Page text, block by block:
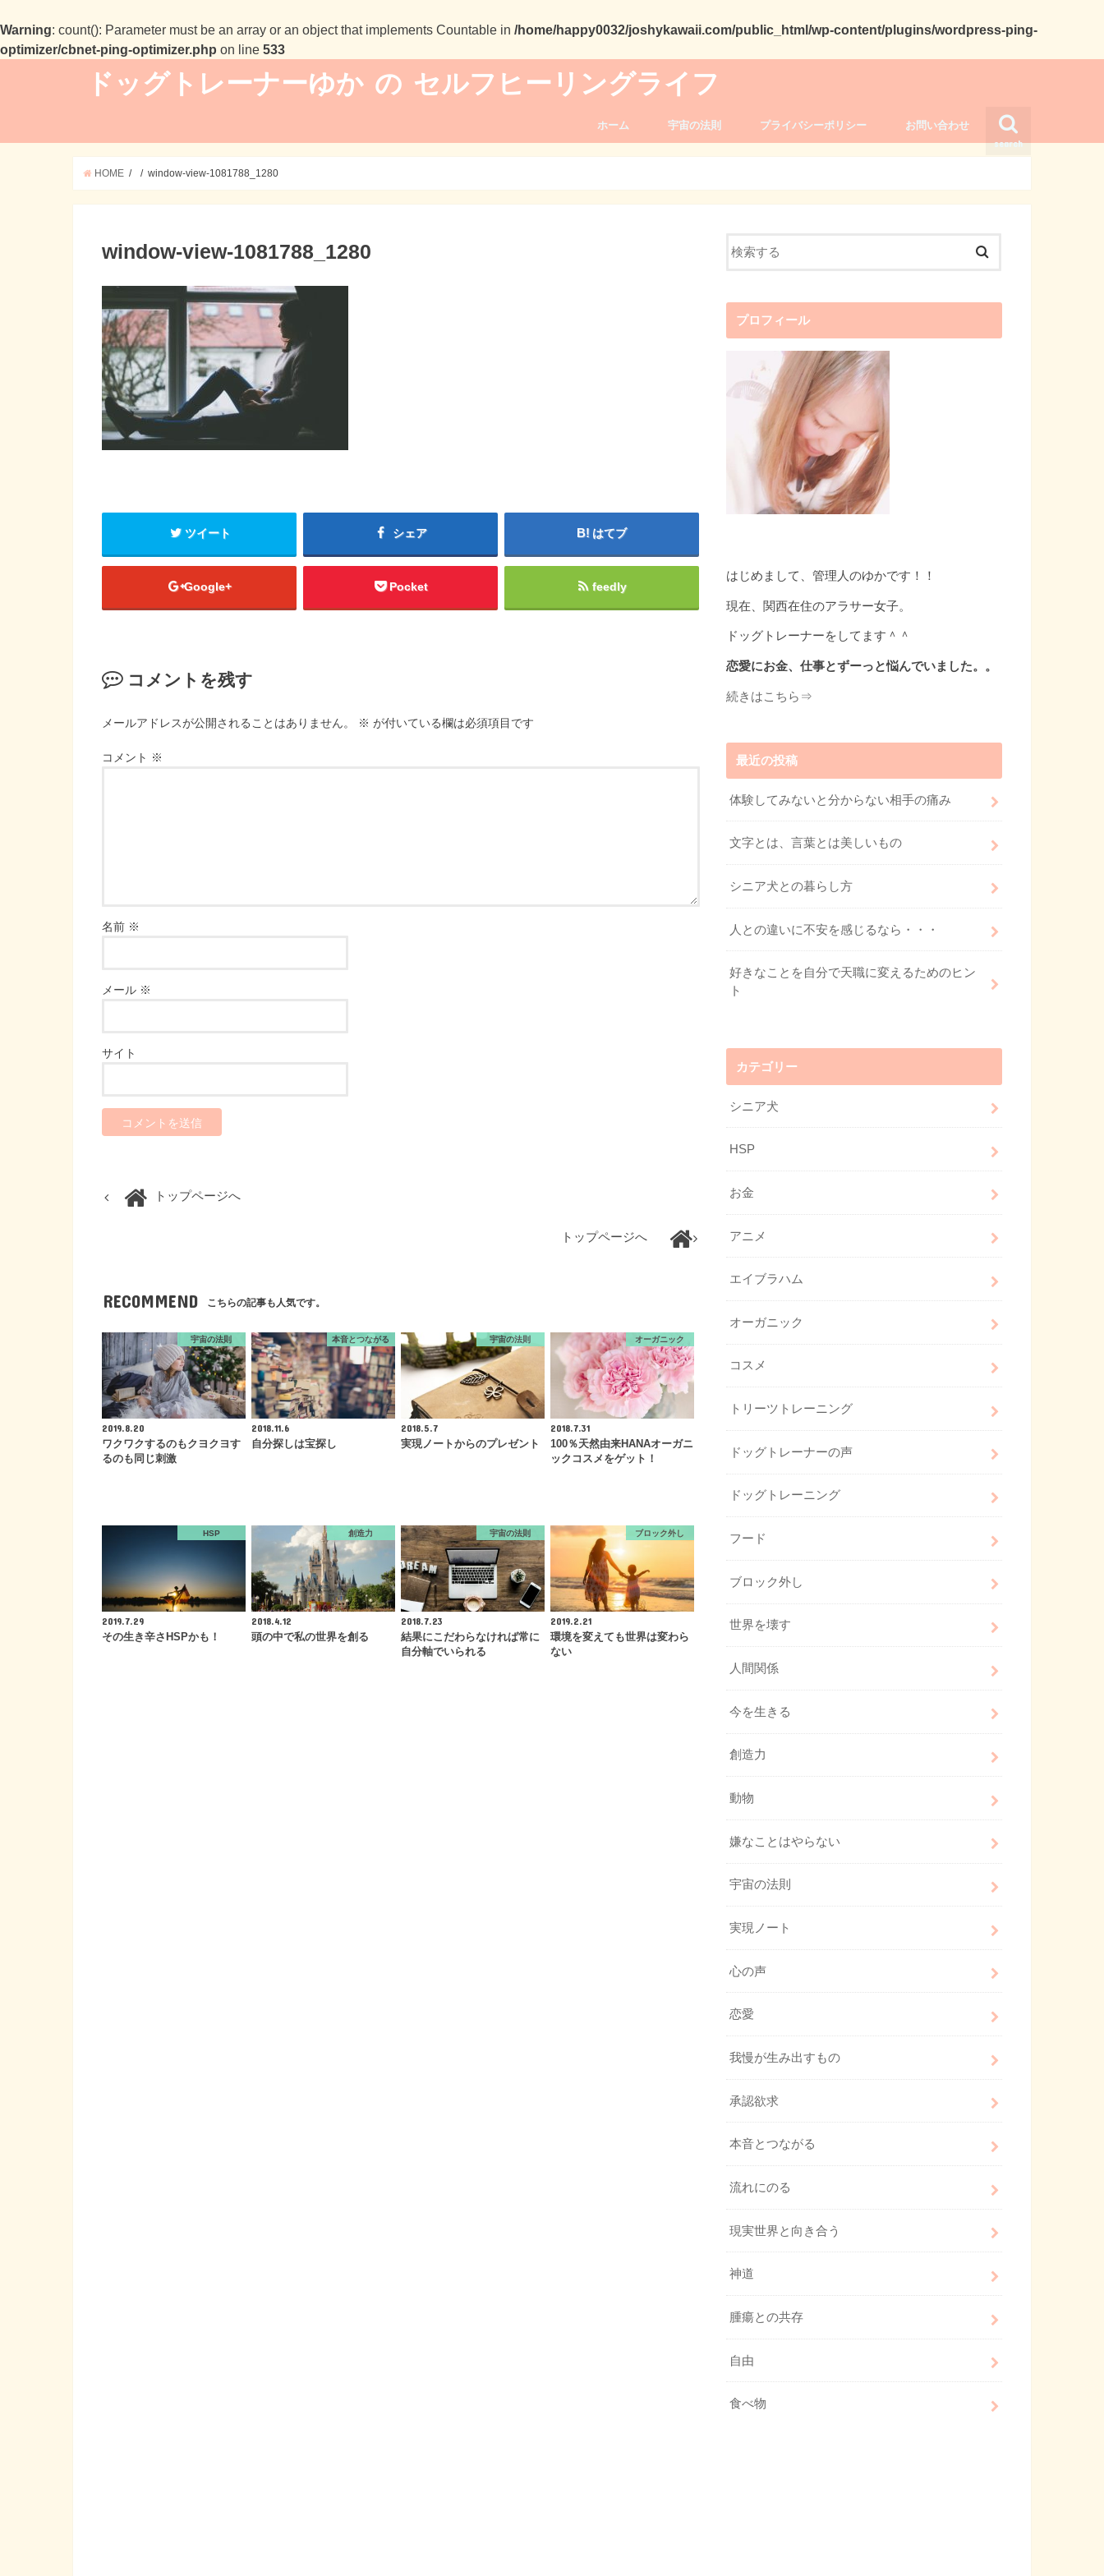
Warning: count(): Parameter must be an array or an object that implements Countable in /home/happy0032/joshykawaii.com/public_html/wp-content/plugins/wordpress-ping-
optimizer/cbnet-ping-optimizer.php on line 533
ドッグトレーナーゆか の セルフヒーリングライフ
search
ホーム 宇宙の法則 プライバシーポリシー お問い合わせ
HOME window-view-1081788_1280
window-view-1081788_1280
ツイート シェア はてブ
Google+ Pocket feedly
コメントを残す
メールアドレスが公開されることはありません。 ※ が付いている欄は必須項目です
コメント ※
名前 ※
メール ※
サイト
トップページへ
トップページへ
RECOMMEND こちらの記事も人気です。
宇宙の法則
2019.8.20
ワクワクするのもクヨクヨす
るのも同じ刺激
本音とつながる
2018.11.6
自分探しは宝探し
宇宙の法則
2018.5.7
実現ノートからのプレゼント
オーガニック
2018.7.31
100％天然由来HANAオーガニ
ックコスメをゲット！
HSP
2019.7.29
その生き辛さHSPかも！
創造力
2018.4.12
頭の中で私の世界を創る
宇宙の法則
2018.7.23
結果にこだわらなければ常に
自分軸でいられる
ブロック外し
2019.2.21
環境を変えても世界は変わら
ない
プロフィール
はじめまして、管理人のゆかです！！
現在、関西在住のアラサー女子。
ドッグトレーナーをしてます＾＾
恋愛にお金、仕事とずーっと悩んでいました。。
続きはこちら⇒
最近の投稿
体験してみないと分からない相手の痛み
文字とは、言葉とは美しいもの
シニア犬との暮らし方
人との違いに不安を感じるなら・・・
好きなことを自分で天職に変えるためのヒン
ト
カテゴリー
シニア犬
HSP
お金
アニメ
エイブラハム
オーガニック
コスメ
トリーツトレーニング
ドッグトレーナーの声
ドッグトレーニング
フード
ブロック外し
世界を壊す
人間関係
今を生きる
創造力
動物
嫌なことはやらない
宇宙の法則
実現ノート
心の声
恋愛
我慢が生み出すもの
承認欲求
本音とつながる
流れにのる
現実世界と向き合う
神道
腫瘍との共存
自由
食べ物